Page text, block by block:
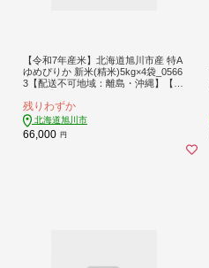
【令和7年産米】北海道旭川市産 特A
ゆめぴりか 新米(精米)5kg×4袋_0566
3【配送不可地域：離島・沖縄】【17
残りわずか
北海道旭川市
66,000 円